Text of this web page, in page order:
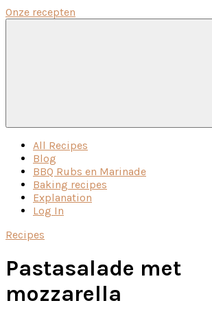
Onze recepten
All Recipes
Blog
BBQ Rubs en Marinade
Baking recipes
Explanation
Log In
Recipes
Pastasalade met
mozzarella